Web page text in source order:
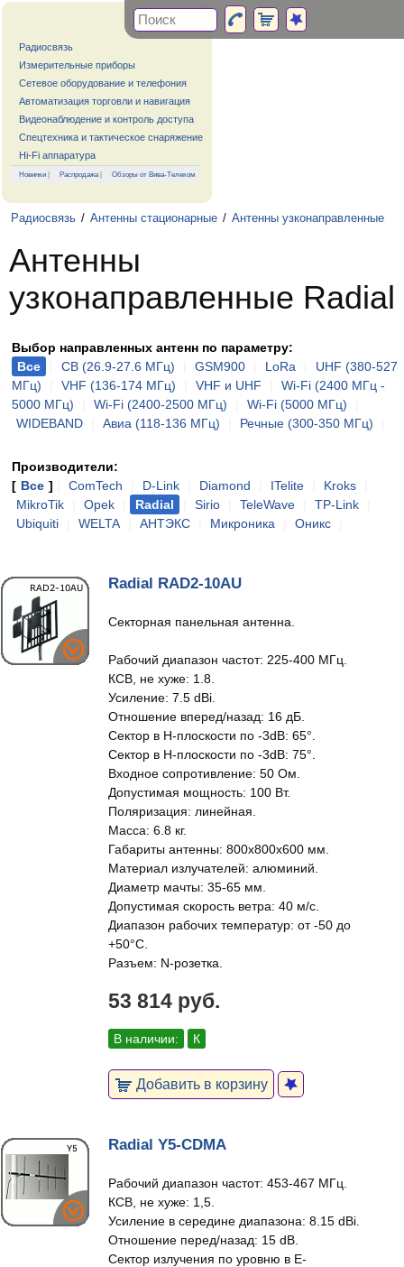
Радиосвязь
Измерительные приборы
Сетевое оборудование и телефония
Автоматизация торговли и навигация
Видеонаблюдение и контроль доступа
Спецтехника и тактическое снаряжение
Hi-Fi аппаратура
Новинки | Распродажа| Обзоры от Вива-Телеком
Радиосвязь / Антенны стационарные / Антенны узконаправленные
Антенны
узконаправленные Radial
Выбор направленных антенн по параметру:
Все
CB (26.9-27.6 МГц) GSM900 LoRa
UHF (380-527
МГц)
VHF (136-174 МГц) VHF и UHF
Wi-Fi (2400 МГц -
5000 МГц)
Wi-Fi (2400-2500 МГц) Wi-Fi (5000 МГц)
WIDEBAND
Авиа (118-136 МГц) Речные (300-350 МГц)
Производители:
[ Все ] ComTech D-Link Diamond ITelite Kroks
MikroTik
Opek Radial Sirio TeleWave TP-Link
Ubiquiti
WELTA АНТЭКС Микроника Оникс
Radial RAD2-10AU
Секторная панельная антенна.
Рабочий диапазон частот: 225-400 МГц.
КСВ, не хуже: 1.8.
Усиление: 7.5 dBi.
Отношение вперед/назад: 16 дБ.
Сектор в H-плоскости по -3dB: 65°.
Сектор в H-плоскости по -3dB: 75°.
Входное сопротивление: 50 Ом.
Допустимая мощность: 100 Вт.
Поляризация: линейная.
Масса: 6.8 кг.
Габариты антенны: 800x800x600 мм.
Материал излучателей: алюминий.
Диаметр мачты: 35-65 мм.
Допустимая скорость ветра: 40 м/c.
Диапазон рабочих температур: от -50 до
+50°С.
Разъем: N-розетка.
53 814 руб.
В наличии: К
Добавить в корзину
Radial Y5-CDMA
Рабочий диапазон частот: 453-467 МГц.
КСВ, не хуже: 1,5.
Усиление в середине диапазона: 8.15 dBi.
Отношение перед/назад: 15 dB.
Сектор излучения по уровню в Е-